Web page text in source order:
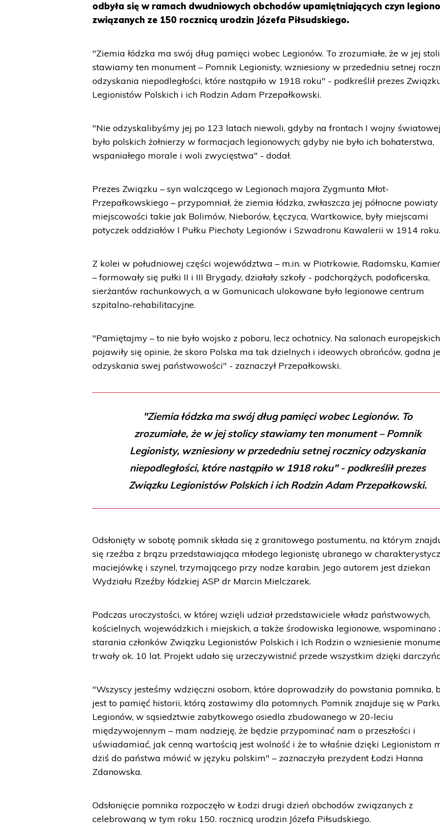
odbyła się w ramach dwudniowych obchodów upamiętniających czyn
związanych ze 150 rocznicą urodzin Józefa Piłsudskiego.
"Ziemia łódzka ma swój dług pamięci wobec Legionów. To zrozumiałe, że w jej
stawiamy ten monument – Pomnik Legionisty, wzniesiony w przededniu setnej
odzyskania niepodległości, które nastąpiło w 1918 roku" - podkreślił prezes
Legionistów Polskich i ich Rodzin Adam Przepałkowski.
"Nie odzyskalibyśmy jej po 123 latach niewoli, gdyby na frontach I wojny
było polskich żołnierzy w formacjach legionowych; gdyby nie było ich bohaterstwa,
wspaniałego morale i woli zwycięstwa" - dodał.
Prezes Związku – syn walczącego w Legionach majora Zygmunta Młot-
Przepałkowskiego – przypomniał, że ziemia łódzka, zwłaszcza jej północne powiaty
miejscowości takie jak Bolimów, Nieborów, Łęczyca, Wartkowice, były miejscami
potyczek oddziałów I Pułku Piechoty Legionów i Szwadronu Kawalerii w 1914 roku.
Z kolei w południowej części województwa – m.in. w Piotrkowie, Radomsku,
– formowały się pułki II i III Brygady, działały szkoły - podchorążych, podoficerska,
sierżantów rachunkowych, a w Gomunicach ulokowane było legionowe centrum
szpitalno-rehabilitacyjne.
"Pamiętajmy – to nie było wojsko z poboru, lecz ochotnicy. Na salonach europejskich
pojawiły się opinie, że skoro Polska ma tak dzielnych i ideowych obrońców, godna
odzyskania swej państwowości" - zaznaczył Przepałkowski.
"Ziemia łódzka ma swój dług pamięci wobec Legionów. To
zrozumiałe, że w jej stolicy stawiamy ten monument – Pomnik
Legionisty, wzniesiony w przededniu setnej rocznicy odzyskania
niepodległości, które nastąpiło w 1918 roku" - podkreślił prezes
Związku Legionistów Polskich i ich Rodzin Adam Przepałkowski.
Odsłonięty w sobotę pomnik składa się z granitowego postumentu, na którym
się rzeźba z brązu przedstawiająca młodego legionistę ubranego w
maciejówkę i szynel, trzymającego przy nodze karabin. Jego autorem jest dziekan
Wydziału Rzeźby łódzkiej ASP dr Marcin Mielczarek.
Podczas uroczystości, w której wzięli udział przedstawiciele władz państwowych,
kościelnych, wojewódzkich i miejskich, a także środowiska legionowe, wspominano
starania członków Związku Legionistów Polskich i Ich Rodzin o wzniesienie
trwały ok. 10 lat. Projekt udało się urzeczywistnić przede wszystkim dzięki
"Wszyscy jesteśmy wdzięczni osobom, które doprowadziły do powstania pomnika,
jest to pamięć historii, którą zostawimy dla potomnych. Pomnik znajduje się w
Legionów, w sąsiedztwie zabytkowego osiedla zbudowanego w 20-leciu
międzywojennym – mam nadzieję, że będzie przypominać nam o przeszłości i
uświadamiać, jak cenną wartością jest wolność i że to właśnie dzięki Legionistom
dziś do państwa mówić w języku polskim" – zaznaczyła prezydent Łodzi Hanna
Zdanowska.
Odsłonięcie pomnika rozpoczęło w Łodzi drugi dzień obchodów związanych z
celebrowaną w tym roku 150. rocznicą urodzin Józefa Piłsudskiego.